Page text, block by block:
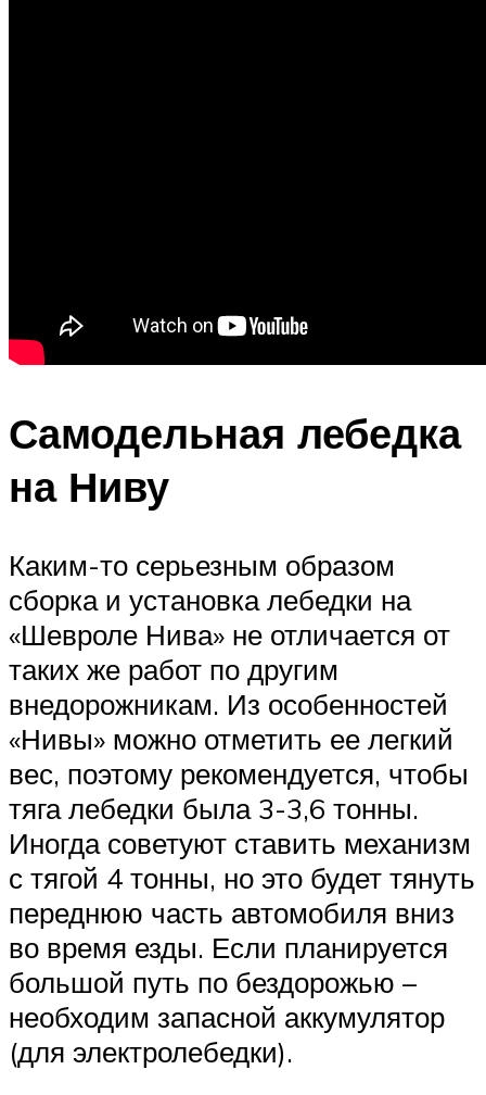
Самодельная лебедка
на Ниву
Каким-то серьезным образом
сборка и установка лебедки на
«Шевроле Нива» не отличается от
таких же работ по другим
внедорожникам. Из особенностей
«Нивы» можно отметить ее легкий
вес, поэтому рекомендуется, чтобы
тяга лебедки была 3-3,6 тонны.
Иногда советуют ставить механизм
с тягой 4 тонны, но это будет тянуть
переднюю часть автомобиля вниз
во время езды. Если планируется
большой путь по бездорожью –
необходим запасной аккумулятор
(для электролебедки).